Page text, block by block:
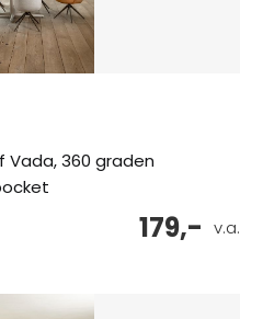
Vada, 360 graden
v.a.
179,-